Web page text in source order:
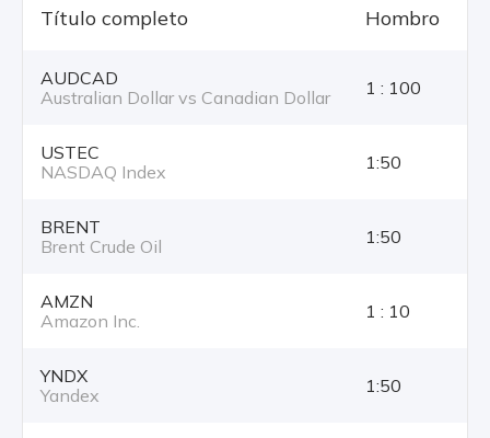
Título completo Hombro
AUDCAD
Australian Dollar vs Canadian Dollar
1 : 100
USTEC
NASDAQ Index
1:50
BRENT
Brent Crude Oil
1:50
AMZN
Amazon Inc.
1 : 10
YNDX
Yandex
1:50